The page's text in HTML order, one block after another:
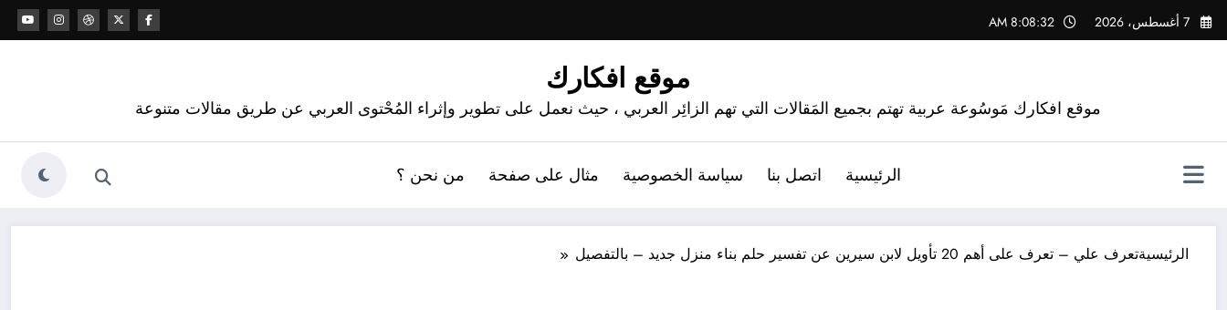
التجاوز
إلى
7 أغسطس، 2026 8:08:33 AM
موقع افكارك
موقع افكارك مَوسُوعة عربية تهتم بجميع المَقالات التي تهم الزائِر العربي ، حيث نعمل على تطوير وإثراء المُحْتوى العربي عن طريق مقالات متنوعة
الرئيسية اتصل بنا سياسة الخصوصية مثال على صفحة من نحن ؟
الرئيسيةتعرف علي – تعرف على أهم 20 تأويل لابن سيرين عن تفسير حلم بناء منزل جديد – بالتفصيل